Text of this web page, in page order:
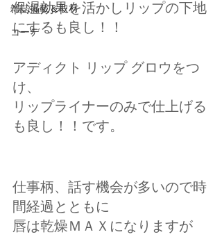
雑誌掲載＆取材
コーデ
保湿効果を活かしリップの下地
にするも良し！！
アディクト リップ グロウをつ
け、
リップライナーのみで仕上げる
も良し！！です。
仕事柄、話す機会が多いので時
間経過とともに
唇は乾燥ＭＡＸになりますが